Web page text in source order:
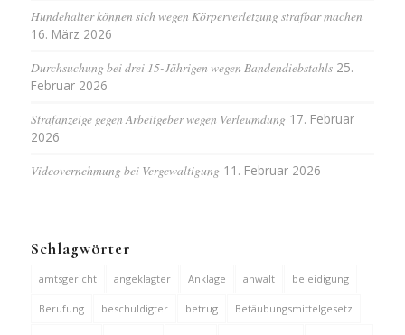
Hundehalter können sich wegen Körperverletzung strafbar machen
16. März 2026
Durchsuchung bei drei 15-Jährigen wegen Bandendiebstahls 25.
Februar 2026
Strafanzeige gegen Arbeitgeber wegen Verleumdung 17. Februar
2026
Videovernehmung bei Vergewaltigung 11. Februar 2026
Schlagwörter
amtsgericht angeklagter Anklage anwalt beleidigung
Berufung beschuldigter betrug Betäubungsmittelgesetz